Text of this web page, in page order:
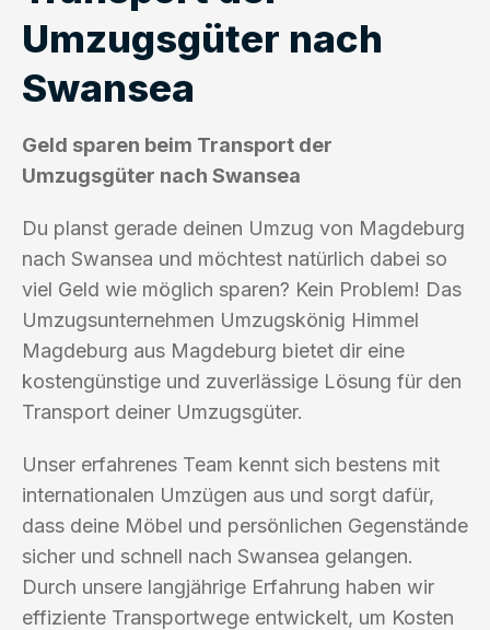
Umzugsgüter nach
Swansea
Geld sparen beim Transport der
Umzugsgüter nach Swansea
Du planst gerade deinen Umzug von Magdeburg
nach Swansea und möchtest natürlich dabei so
viel Geld wie möglich sparen? Kein Problem! Das
Umzugsunternehmen Umzugskönig Himmel
Magdeburg aus Magdeburg bietet dir eine
kostengünstige und zuverlässige Lösung für den
Transport deiner Umzugsgüter.
Unser erfahrenes Team kennt sich bestens mit
internationalen Umzügen aus und sorgt dafür,
dass deine Möbel und persönlichen Gegenstände
sicher und schnell nach Swansea gelangen.
Durch unsere langjährige Erfahrung haben wir
effiziente Transportwege entwickelt, um Kosten